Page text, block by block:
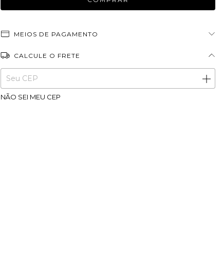
MEIOS DE PAGAMENTO
CALCULE O FRETE
Entregas para o CEP: ALTERAR CEP
NÃO SEI MEU CEP